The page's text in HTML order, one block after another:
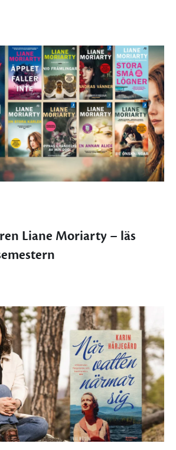
Liane Moriarty – läs